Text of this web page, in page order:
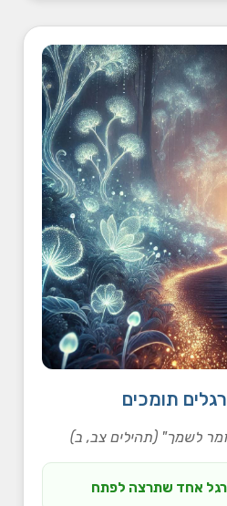
תומכים
לשמך" (תהילים צב, ב)
אחד שתרצה לפתח